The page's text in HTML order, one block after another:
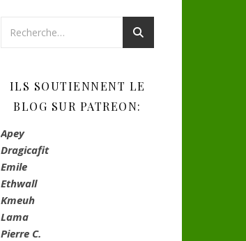
ILS SOUTIENNENT LE
BLOG SUR PATREON:
Apey
Dragicafit
Emile
Ethwall
Kmeuh
Lama
Pierre C.